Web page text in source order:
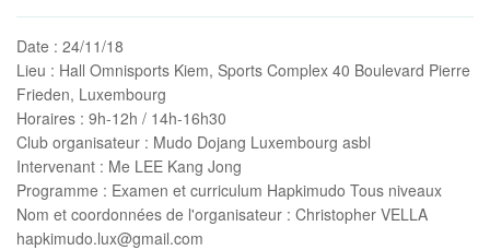
Date : 24/11/18
Lieu : Hall Omnisports Kiem, Sports Complex 40 Boulevard Pierre
Frieden, Luxembourg
Horaires : 9h-12h / 14h-16h30
Club organisateur : Mudo Dojang Luxembourg asbl
Intervenant : Me LEE Kang Jong
Programme : Examen et curriculum Hapkimudo Tous niveaux
Nom et coordonnées de l'organisateur : Christopher VELLA
hapkimudo.lux@gmail.com